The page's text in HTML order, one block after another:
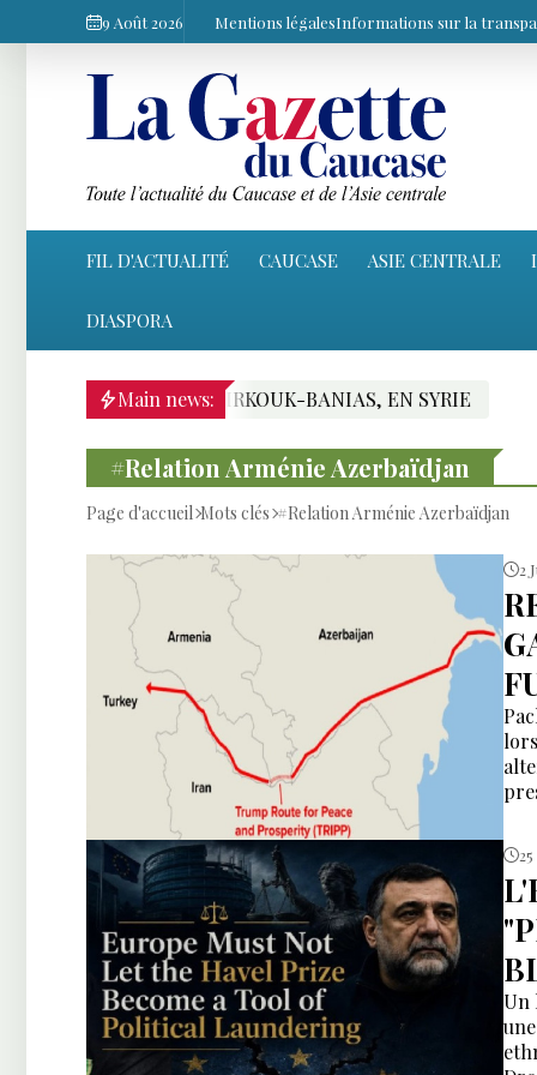
9 Août 2026 Mentions légalesInformations sur la
FIL D'ACTUALITÉ CAUCASE ASIE CENTRALE
DIASPORA
Main news:
RIVAL KIRKOUK-BANIAS, EN SYRIE
#Relation Arménie Azerbaïdjan
Page d'accueil Mots clés #Relation Arménie Azerbaïdjan
2
Un